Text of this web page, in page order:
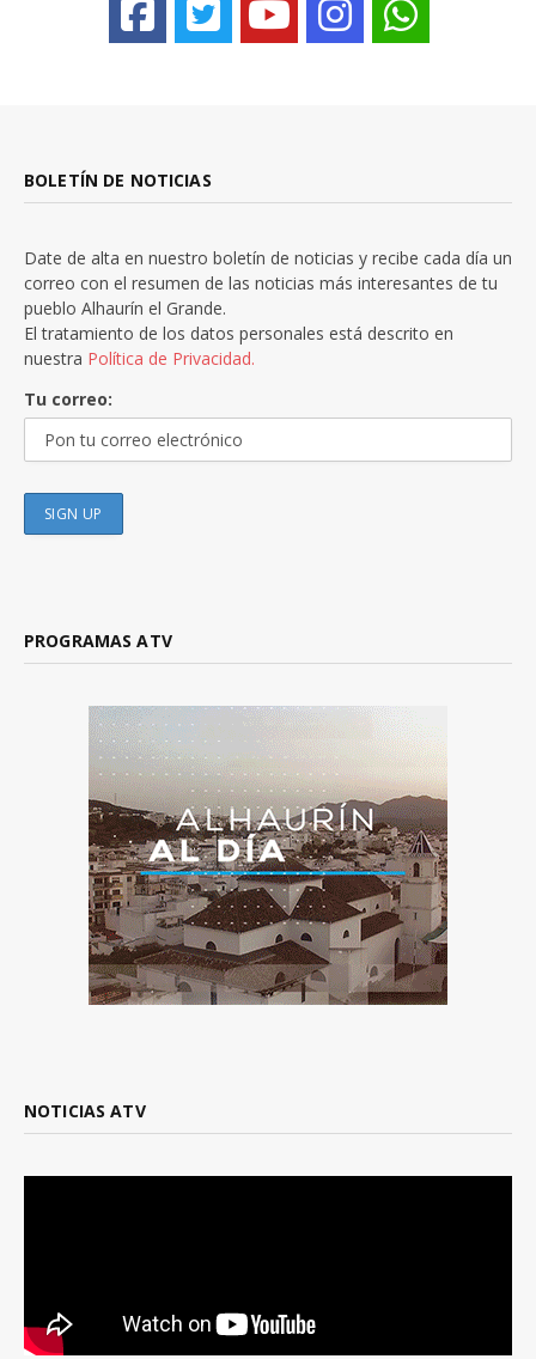
BOLETÍN DE NOTICIAS
Date de alta en nuestro boletín de noticias y recibe cada día un
correo con el resumen de las noticias más interesantes de tu
pueblo Alhaurín el Grande.
El tratamiento de los datos personales está descrito en
nuestra Política de Privacidad.
Tu correo:
PROGRAMAS ATV
NOTICIAS ATV